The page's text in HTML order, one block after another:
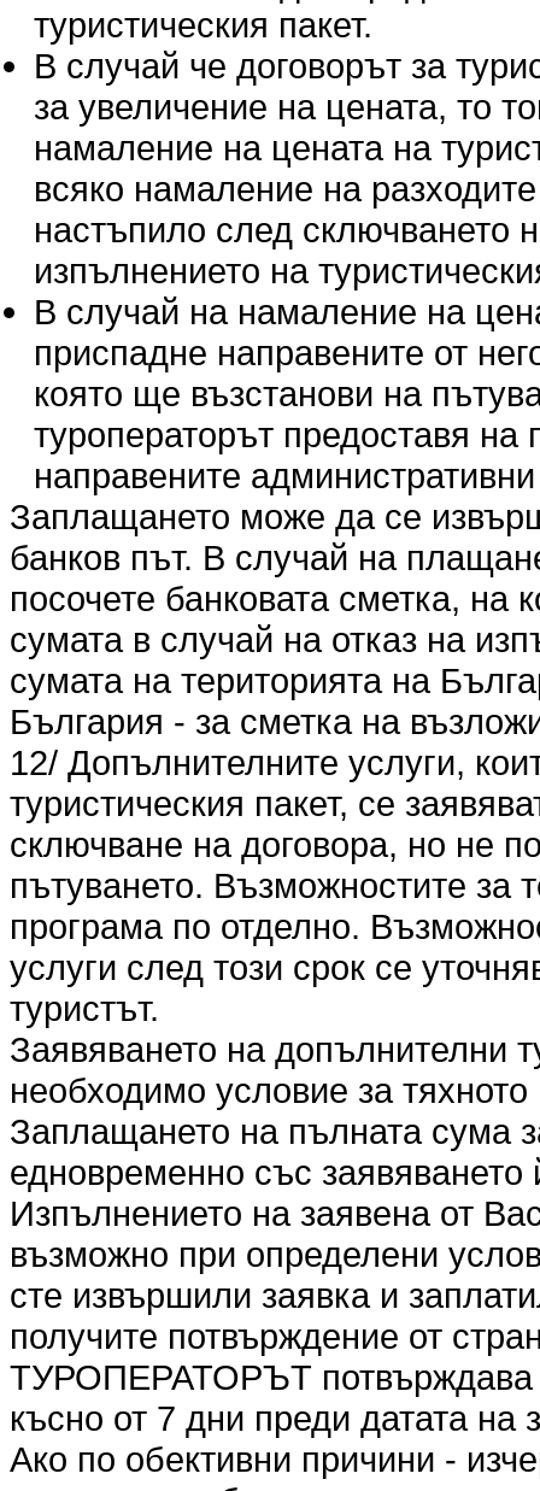
туристическия пакет.
В случай че договорът за
за увеличение на цената, то
намаление на цената на
всяко намаление на
настъпило след сключването
изпълнението на
В случай на намаление на
приспадне направените от
която ще възстанови на
туроператорът предоставя на
направените
Заплащането може да се
банков път. В случай на
посочете банковата сметка, на
сумата в случай на отказ на
сумата на територията на
България - за сметка на
12/ Допълнителните услуги,
туристическия пакет, се
сключване на договора, но не
пътуването. Възможностите за
програма по отделно.
услуги след този срок се
туристът.
Заявяването на допълнителни
необходимо условие за
Заплащането на пълната сума
едновременно със заявяването
Изпълнението на заявена от
възможно при определени
сте извършили заявка и
получите потвърждение от
ТУРОПЕРАТОРЪТ потвърждава
късно от 7 дни преди датата на
Ако по обективни причини -